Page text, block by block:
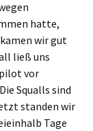
hatte,
wir gut
ließ uns
vor
Squalls sind
standen wir
Tage